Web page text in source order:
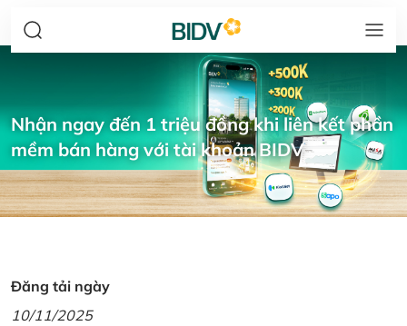
Nhận ngay đến 1 triệu đồng khi liên kết phần
mềm bán hàng với tài khoản BIDV
Đăng tải ngày
10/11/2025